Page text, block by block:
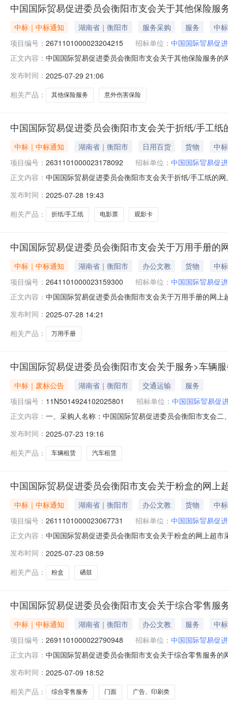
中国国际贸易促进委员会衡阳市支会关于其他保险服
中标｜中标通知 湖南省｜衡阳市 服务采购 服务
中
项目编号： 2671101000023204215 招标单位： 中国国际贸易促
正文内容： 中国国际贸易促进委员会衡阳市支会关于其他保险服务
码:430499项目所在行政区划名称:衡阳市本级报价起止
发布时间： 2025-07-29 21:06
相关产品：
其他保险服务 意外伤害保险
中国国际贸易促进委员会衡阳市支会关于折纸/手工
中标｜中标通知 湖南省｜衡阳市 日用百货 货物
中
项目编号： 2631101000023178092 招标单位： 中国国际贸易促
正文内容： 中国国际贸易促进委员会衡阳市支会关于折纸/手工纸的
码:430499项目所在行政区划名称:衡阳市本级报价起止
发布时间： 2025-07-28 19:43
相关产品：
折纸/手工纸 电影票 观影卡
中国国际贸易促进委员会衡阳市支会关于万用手册的
中标｜中标通知 湖南省｜衡阳市 办公文教 货物
中
项目编号： 2641101000023159300 招标单位： 中国国际贸易促
正文内容： 中国国际贸易促进委员会衡阳市支会关于万用手册的网
码:430499项目所在行政区划名称:衡阳市本级报价起止
发布时间： 2025-07-28 14:21
相关产品：
万用手册
中国国际贸易促进委员会衡阳市支会关于服务>车辆
中标｜废标公告 湖南省｜衡阳市 交通运输
服务
项目编号： 11N5014924102025801 招标单位： 中国国际贸易促
正文内容： 一、采购人名称：中国国际贸易促进委员会衡阳市支会
日用车数量2台（京A9YX59，京NZ5253）.九、其他事
发布时间： 2025-07-23 19:16
相关产品：
车辆租赁 汽车租赁
中国国际贸易促进委员会衡阳市支会关于粉盒的网上
中标｜中标通知 湖南省｜衡阳市 办公文教 货物
中
项目编号： 2611101000023067731 招标单位： 中国国际贸易促
正文内容： 中国国际贸易促进委员会衡阳市支会关于粉盒的网上超
在行政区划名称:衡阳市本级报价起止时间:-二、采购单
发布时间： 2025-07-23 08:59
相关产品：
粉盒 硒鼓
中国国际贸易促进委员会衡阳市支会关于综合零售服
中标｜中标通知 湖南省｜衡阳市 办公文教 服务
中
项目编号： 2691101000022790948 招标单位： 中国国际贸易促
正文内容： 中国国际贸易促进委员会衡阳市支会关于综合零售服务
码:430499项目所在行政区划名称:衡阳市本级报价起止
发布时间： 2025-07-09 18:52
相关产品：
综合零售服务 门面 广告、印刷类